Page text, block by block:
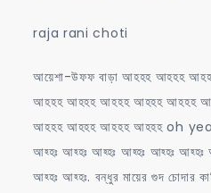
raja rani choti
আয়েশা-উফফ বাড়া আহহহ আহহহ
আহহহ আহহহ আহহহ আহহহ আহহহ
আহহহ আহহহ আহহহ আহহহ oh
আহ্হঃ আহ্হঃ আহ্হঃ আহ্হঃ আহ্হঃ আহ্হঃ
আহ্হঃ আহ্হঃ. বন্ধুর মায়ের গুদ চোদার